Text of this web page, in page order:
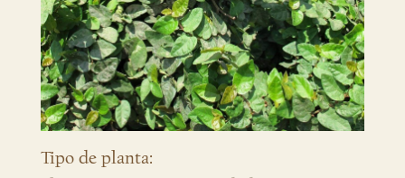
Tipo de planta: